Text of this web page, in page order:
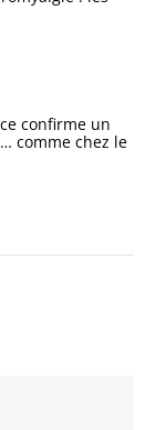
confirme un
comme chez le